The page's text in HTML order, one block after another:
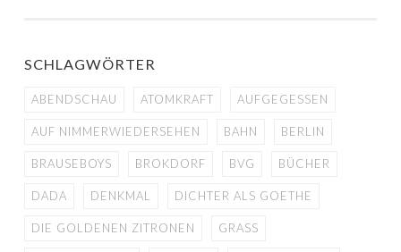
SCHLAGWÖRTER
ABENDSCHAU ATOMKRAFT AUFGEGESSEN
AUF NIMMERWIEDERSEHEN BAHN BERLIN
BRAUSEBOYS BROKDORF BVG BÜCHER
DADA DENKMAL DICHTER ALS GOETHE
DIE GOLDENEN ZITRONEN GRASS